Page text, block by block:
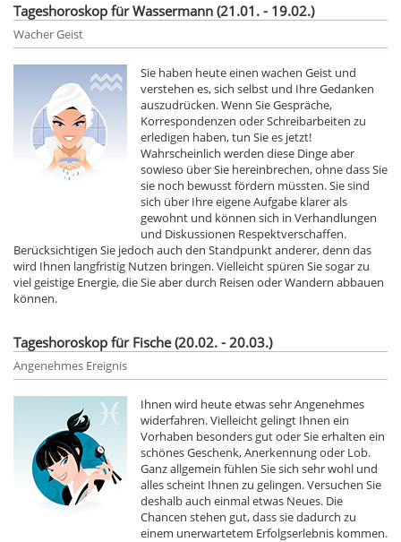
Tageshoroskop für Wassermann (21.01. - 19.02.)
Wacher Geist
Sie haben heute einen wachen Geist und
verstehen es, sich selbst und Ihre Gedanken
auszudrücken. Wenn Sie Gespräche,
Korrespondenzen oder Schreibarbeiten zu
erledigen haben, tun Sie es jetzt!
Wahrscheinlich werden diese Dinge aber
sowieso über Sie hereinbrechen, ohne dass Sie
sie noch bewusst fördern müssten. Sie sind
sich über Ihre eigene Aufgabe klarer als
gewohnt und können sich in Verhandlungen
und Diskussionen Respektverschaffen.
Berücksichtigen Sie jedoch auch den Standpunkt anderer, denn das
wird Ihnen langfristig Nutzen bringen. Vielleicht spüren Sie sogar zu
viel geistige Energie, die Sie aber durch Reisen oder Wandern abbauen
können.
Tageshoroskop für Fische (20.02. - 20.03.)
Angenehmes Ereignis
Ihnen wird heute etwas sehr Angenehmes
widerfahren. Vielleicht gelingt Ihnen ein
Vorhaben besonders gut oder Sie erhalten ein
schönes Geschenk, Anerkennung oder Lob.
Ganz allgemein fühlen Sie sich sehr wohl und
alles scheint Ihnen zu gelingen. Versuchen Sie
deshalb auch einmal etwas Neues. Die
Chancen stehen gut, dass sie dadurch zu
einem unerwartetem Erfolgserlebnis kommen.